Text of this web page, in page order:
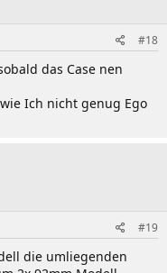
#18
das Case nen
Ich nicht genug Ego
#19
die umliegenden